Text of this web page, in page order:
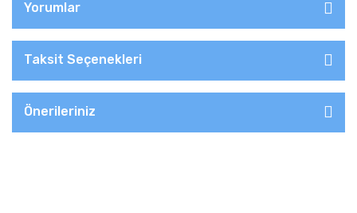
Yorumlar
Taksit Seçenekleri
Önerileriniz